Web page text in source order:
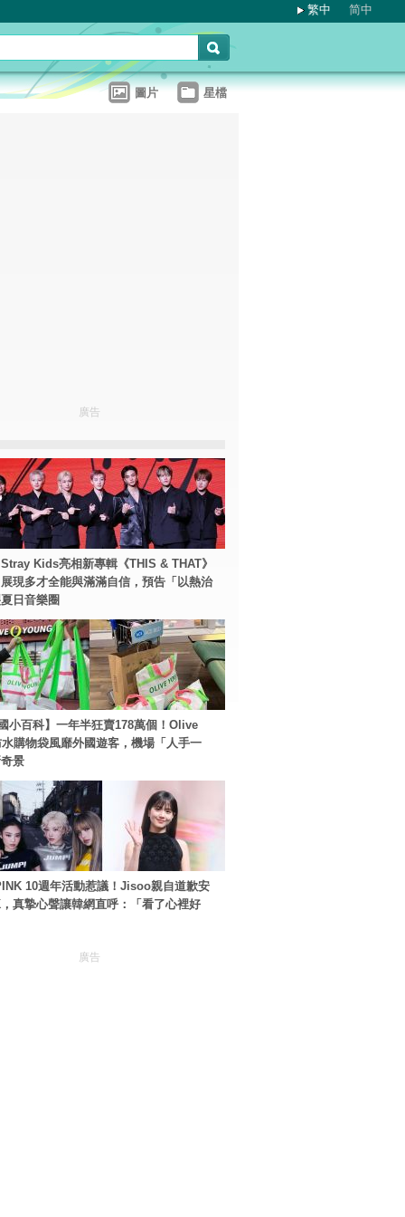
繁中 简中
圖片 星檔
廣告
Kids亮相新專輯《THIS & THAT》
現多才全能與滿滿自信，預告「以熱治
日音樂圈
小百科】一年半狂賣178萬個！Olive
購物袋風靡外國遊客，機場「人手一
景
10週年活動惹議！Jisoo親自道歉安
真摯心聲讓韓網直呼：「看了心裡好
廣告